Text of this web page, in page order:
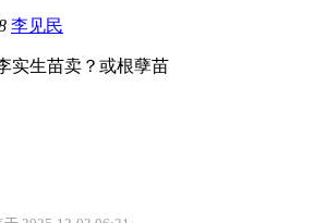
李见民
实生苗卖？或根孽苗